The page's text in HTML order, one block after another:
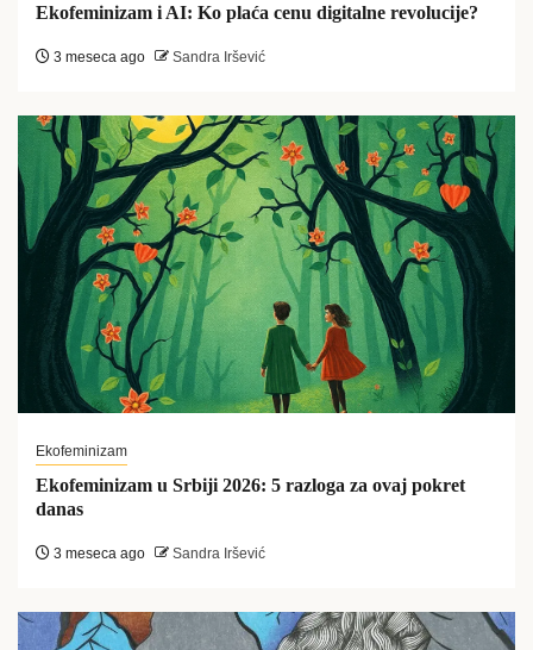
Ekofeminizam i AI: Ko plaća cenu digitalne revolucije?
3 meseca ago Sandra Iršević
Ekofeminizam
Ekofeminizam u Srbiji 2026: 5 razloga za ovaj pokret
danas
3 meseca ago Sandra Iršević